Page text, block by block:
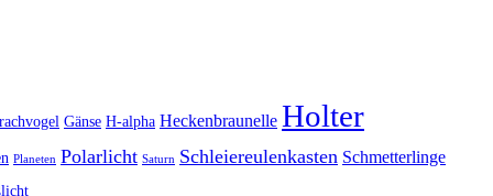
Gänse H-alpha Heckenbraunelle Holter
Planeten Polarlicht Saturn Schleiereulenkasten Schmetterlinge